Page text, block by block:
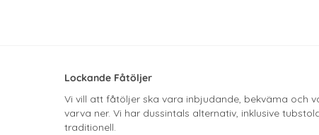
Lockande Fåtöljer
Vi vill att fåtöljer ska vara inbjudande, bekväma och
varva ner. Vi har dussintals alternativ, inklusive
traditionell.